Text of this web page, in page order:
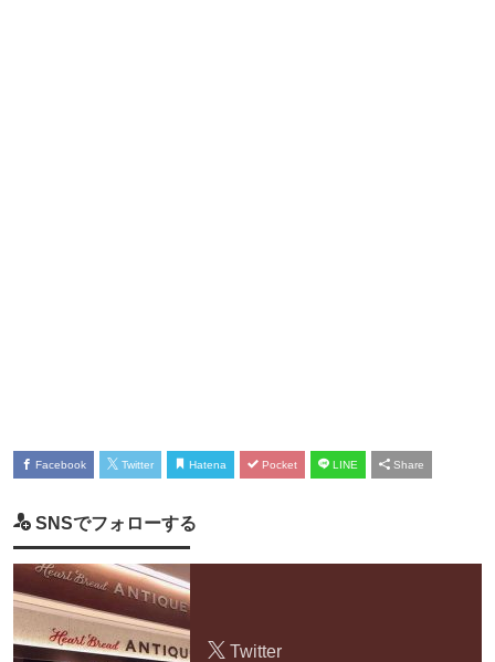
Facebook Twitter Hatena Pocket LINE Share
SNSでフォローする
Twitter